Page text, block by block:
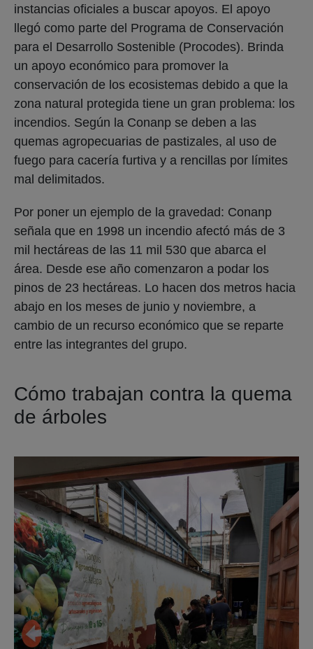
instancias oficiales a buscar apoyos. El apoyo
llegó como parte del Programa de Conservación
para el Desarrollo Sostenible (Procodes). Brinda
un apoyo económico para promover la
conservación de los ecosistemas debido a que la
zona natural protegida tiene un gran problema: los
incendios. Según la Conanp se deben a las
quemas agropecuarias de pastizales, al uso de
fuego para cacería furtiva y a rencillas por límites
mal delimitados.
Por poner un ejemplo de la gravedad: Conanp
señala que en 1998 un incendio afectó más de 3
mil hectáreas de las 11 mil 530 que abarca el
área. Desde ese año comenzaron a podar los
pinos de 23 hectáreas. Lo hacen dos metros hacia
abajo en los meses de junio y noviembre, a
cambio de un recurso económico que se reparte
entre las integrantes del grupo.
Cómo trabajan contra la quema
de árboles